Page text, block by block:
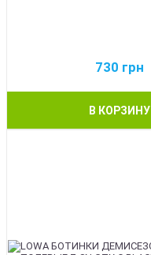
730 грн
В КОРЗИНУ